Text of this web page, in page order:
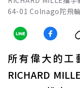
64-01 Colnago陀飛輪
所有偉大的工
RICHARD